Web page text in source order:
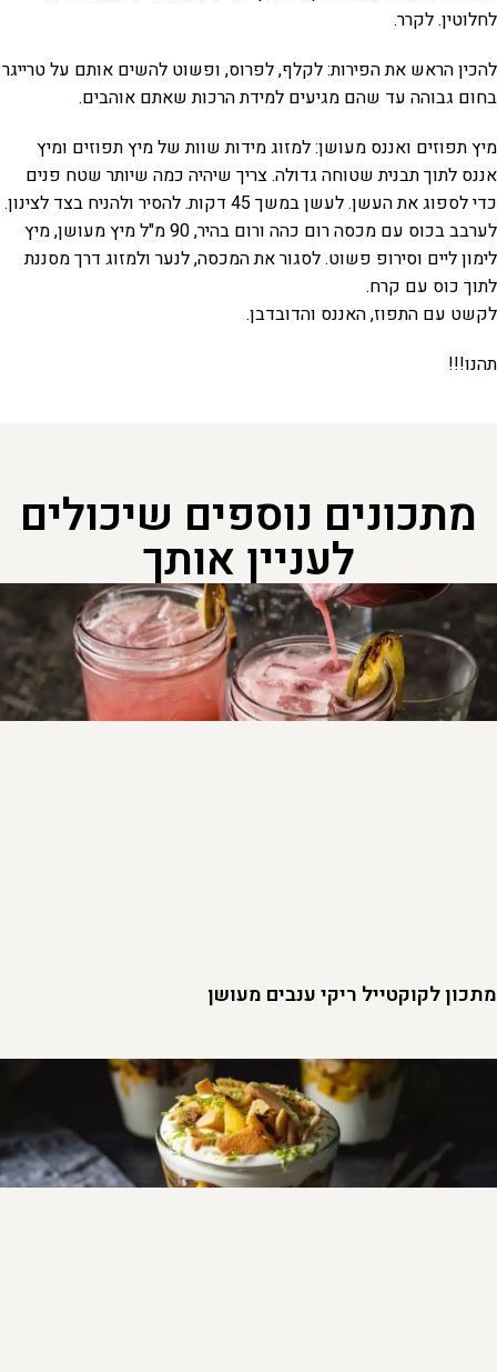
לחלוטין. לקרר.
להכין הראש את הפירות: לקלף, לפרוס, ופשוט להשים אותם על טרייגר
בחום גבוהה עד שהם מגיעים למידת הרכות שאתם אוהבים.
מיץ תפוזים ואננס מעושן: למזוג מידות שוות של מיץ תפוזים ומיץ
אננס לתוך תבנית שטוחה גדולה. צריך שיהיה כמה שיותר שטח פנים
כדי לספוג את העשן. לעשן במשך 45 דקות. להסיר ולהניח בצד לצינון.
לערבב בכוס עם מכסה רום כהה ורום בהיר, 90 מ"ל מיץ מעושן, מיץ
לימון ליים וסירופ פשוט. לסגור את המכסה, לנער ולמזוג דרך מסננת
לתוך כוס עם קרח.
לקשט עם התפוז, האננס והדובדבן.
תהנו!!!
מתכונים נוספים שיכולים
לעניין אותך
מתכון לקוקטייל ריקי ענבים מעושן